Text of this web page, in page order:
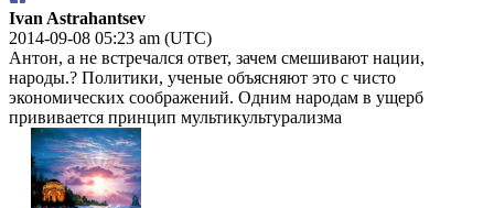
Ivan Astrahantsev
2014-09-08 05:23 am (UTC)
Антон, а не встречался ответ, зачем смешивают нации,
народы.? Политики, ученые объясняют это с чисто
экономических соображений. Одним народам в ущерб
прививается принцип мультикультурализма